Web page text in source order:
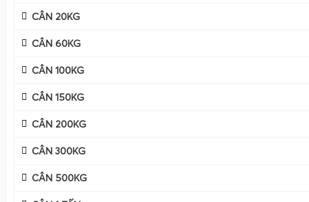
CÂN 20KG
CÂN 60KG
CÂN 100KG
CÂN 150KG
CÂN 200KG
CÂN 300KG
CÂN 500KG
Cân điện tử Gia Phát